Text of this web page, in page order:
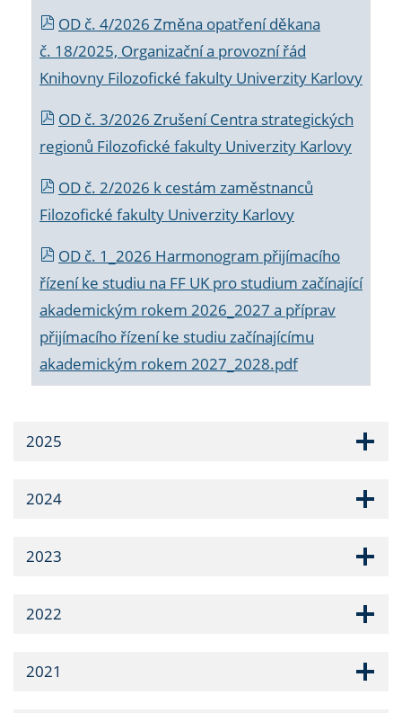
OD č. 4/2026 Změna opatření děkana
č. 18/2025, Organizační a provozní řád
Knihovny Filozofické fakulty Univerzity Karlovy
OD č. 3/2026 Zrušení Centra strategických
regionů Filozofické fakulty Univerzity Karlovy
OD č. 2/2026 k cestám zaměstnanců
Filozofické fakulty Univerzity Karlovy
OD č. 1_2026 Harmonogram přijímacího
řízení ke studiu na FF UK pro studium začínající
akademickým rokem 2026_2027 a příprav
přijímacího řízení ke studiu začínajícímu
akademickým rokem 2027_2028.pdf
2025
2024
2023
2022
2021